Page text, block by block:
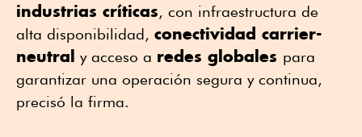
industrias críticas, con infraestructura de
alta disponibilidad, conectividad carrier-
neutral y acceso a redes globales para
garantizar una operación segura y continua,
precisó la firma.